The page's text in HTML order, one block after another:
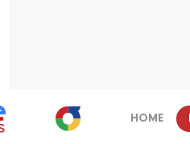
HOME